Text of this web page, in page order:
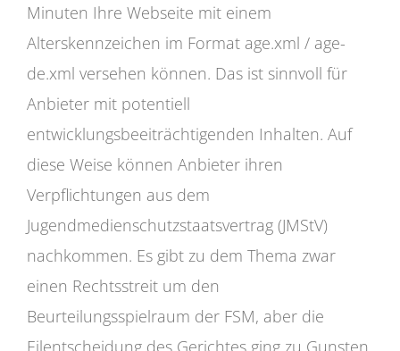
Minuten Ihre Webseite mit einem
Alterskennzeichen im Format age.xml / age-
de.xml versehen können. Das ist sinnvoll für
Anbieter mit potentiell
entwicklungsbeeiträchtigenden Inhalten. Auf
diese Weise können Anbieter ihren
Verpflichtungen aus dem
Jugendmedienschutzstaatsvertrag (JMStV)
nachkommen. Es gibt zu dem Thema zwar
einen Rechtsstreit um den
Beurteilungsspielraum der FSM, aber die
Eilentscheidung des Gerichtes ging zu Gunsten